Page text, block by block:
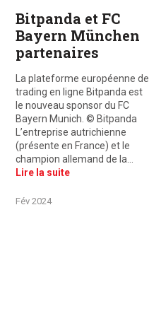
Bitpanda et FC
Bayern München
partenaires
La plateforme européenne de
trading en ligne Bitpanda est
le nouveau sponsor du FC
Bayern Munich. © Bitpanda
L’entreprise autrichienne
(présente en France) et le
champion allemand de la…
Lire la suite
Fév 2024